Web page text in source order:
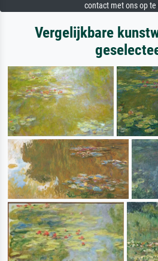
contact met ons op
Vergelijkbare